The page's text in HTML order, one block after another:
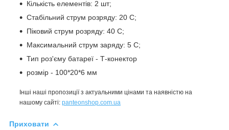
Кількість елементів: 2 шт;
Стабільний струм розряду: 20 С;
Піковий струм розряду: 40 С;
Максимальний струм заряду: 5 С;
Тип роз'єму батареї - Т-конектор
розмір - 100*20*6 мм
Інші наші пропозиції з актуальними цінами та наявністю на
нашому сайті: panteonshop.com.ua
Приховати